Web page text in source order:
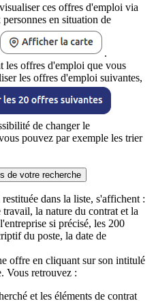
ces offres d'emploi via
en situation de
.
les offres d'emploi que vous
les offres d'emploi suivantes,
de changer le
pouvez par exemple les trier
de votre recherche
dans la liste, s'affichent :
la nature du contrat et la
si précisé, les 200
du poste, la date de
offre en cliquant sur son intitulé
Vous retrouvez :
et les éléments de contrat